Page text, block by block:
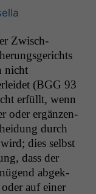
Zwis­ch­
nicht
(BGG 93
erfüllt, wenn
oder ergänzen­
durch
dies selb­st
dass der
abgek­
auf ein­er